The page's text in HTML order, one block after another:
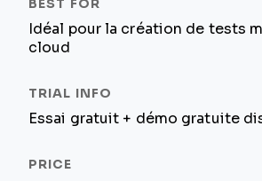
Idéal pour la création de tests
cloud
Essai gratuit + démo gratuite